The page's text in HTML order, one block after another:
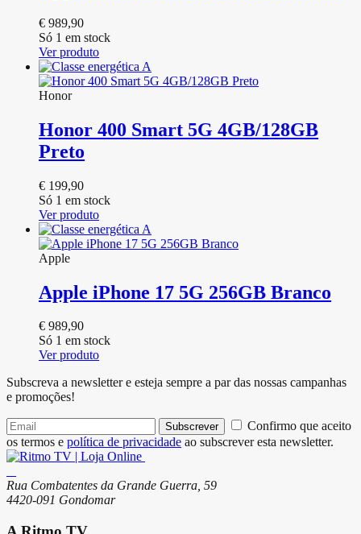
€ 989,90
Só 1 em stock
Ver produto
Honor
Honor 400 Smart 5G 4GB/128GB
Preto
€ 199,90
Só 1 em stock
Ver produto
Apple
Apple iPhone 17 5G 256GB Branco
€ 989,90
Só 1 em stock
Ver produto
Subscreva a newsletter e esteja sempre a par das nossas campanhas
e promoções!
Subscrever
Confirmo que aceito
os termos e política de privacidade ao subscrever esta newsletter.
Rua Combatentes da Grande Guerra, 59
4420-091 Gondomar